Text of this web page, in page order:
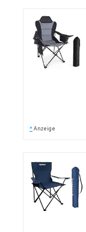
* Anzeige